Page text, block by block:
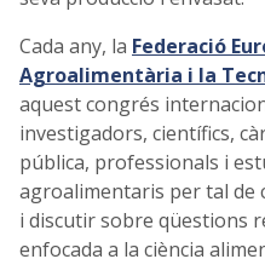
Cada any, la Federació
Agroalimentària i la
aquest congrés
investigadors, científics,
pública, professionals i
agroalimentaris per tal de
i discutir sobre qüestions
enfocada a la ciència